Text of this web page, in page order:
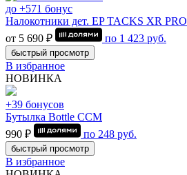
до +571 бонус
Налокотники дет. EP TACKS XR PRO
от 5 690 ₽
по 1 423 руб.
быстрый просмотр
В избранное
НОВИНКА
+39 бонусов
Бутылка Bottle CCM
990 ₽
по 248 руб.
быстрый просмотр
В избранное